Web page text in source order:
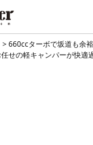
>660ccターボで坂道も余
せの軽キャンパーが快適